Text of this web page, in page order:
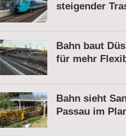
steigender
Bahn baut
für mehr
Bahn sieht
Passau im